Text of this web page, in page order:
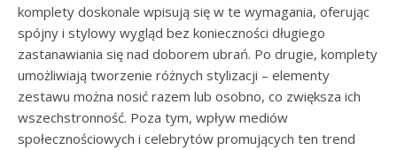
komplety doskonale wpisują się w te wymagania, oferując
spójny i stylowy wygląd bez konieczności długiego
zastanawiania się nad doborem ubrań. Po drugie, komplety
umożliwiają tworzenie różnych stylizacji – elementy
zestawu można nosić razem lub osobno, co zwiększa ich
wszechstronność. Poza tym, wpływ mediów
społecznościowych i celebrytów promujących ten trend